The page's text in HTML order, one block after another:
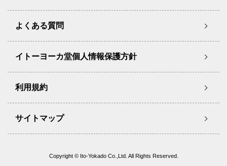
よくある質問
イトーヨーカ堂個人情報保護方針
利用規約
サイトマップ
Copyright © Ito-Yokado Co.,Ltd. All Rights Reserved.